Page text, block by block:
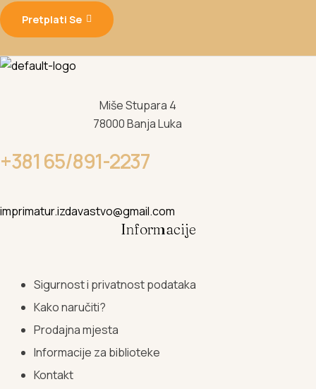
Pretplati Se
Miše Stupara 4
78000 Banja Luka
+381 65/891-2237
imprimatur.izdavastvo@gmail.com
Informacije
Sigurnost i privatnost podataka
Kako naručiti?
Prodajna mjesta
Informacije za biblioteke
Kontakt